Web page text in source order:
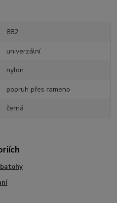
882
univerzální
nylon
popruh přes rameno
černá